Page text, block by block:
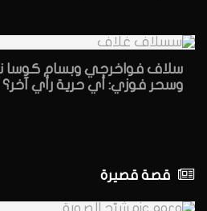
وسحر فوزي: أي حرية رأي آخر؟
قصة قصيرة